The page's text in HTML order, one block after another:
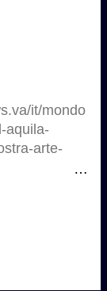
default/files
registe
portfolio/3
it/mondo
aquila-
arte-
cq5dam